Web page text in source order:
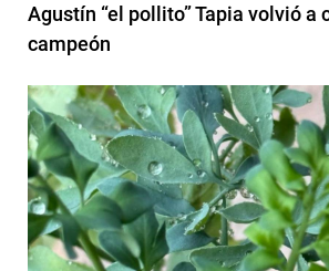
Agustín “el pollito” Tapia volvió a
campeón